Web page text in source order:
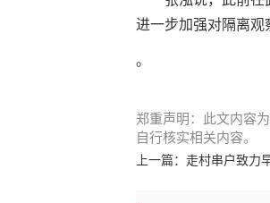
进一步加强对隔离观
。
郑重声明：此文内容
自行核实相关内容。
上一篇： 走村串户致力